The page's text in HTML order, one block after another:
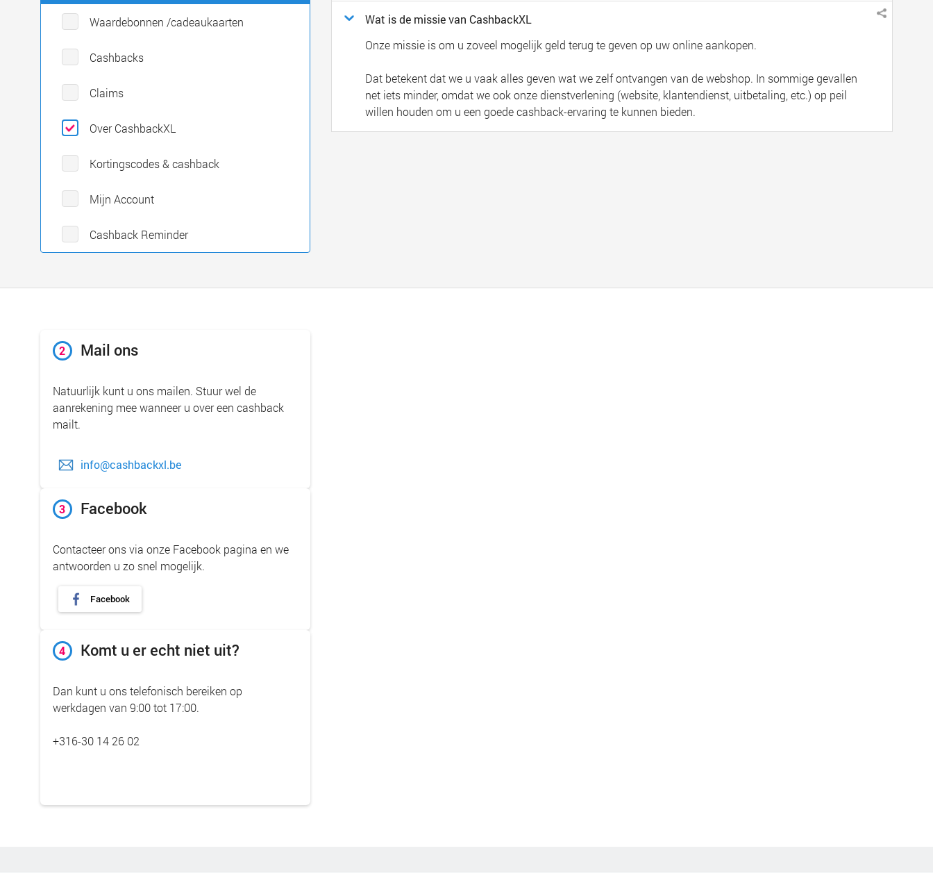
Waardebonnen /cadeaukaarten
Cashbacks
Claims
Over CashbackXL
Kortingscodes & cashback
Mijn Account
Cashback Reminder
Wat is de missie van CashbackXL
Onze missie is om u zoveel mogelijk geld terug te geven op uw online aankopen.
Dat betekent dat we u vaak alles geven wat we zelf ontvangen van de webshop. In sommige gevallen
net iets minder, omdat we ook onze dienstverlening (website, klantendienst, uitbetaling, etc.) op peil
willen houden om u een goede cashback-ervaring te kunnen bieden.
2 Mail ons
Natuurlijk kunt u ons mailen. Stuur wel de
aanrekening mee wanneer u over een cashback
mailt.
info@cashbackxl.be
3 Facebook
Contacteer ons via onze Facebook pagina en we
antwoorden u zo snel mogelijk.
Facebook
4 Komt u er echt niet uit?
Dan kunt u ons telefonisch bereiken op
werkdagen van 9:00 tot 17:00.
+316-30 14 26 02